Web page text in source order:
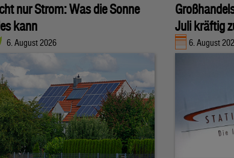
nur Strom: Was die Sonne
kann
6. August 2026
Juli kräftig
6. August